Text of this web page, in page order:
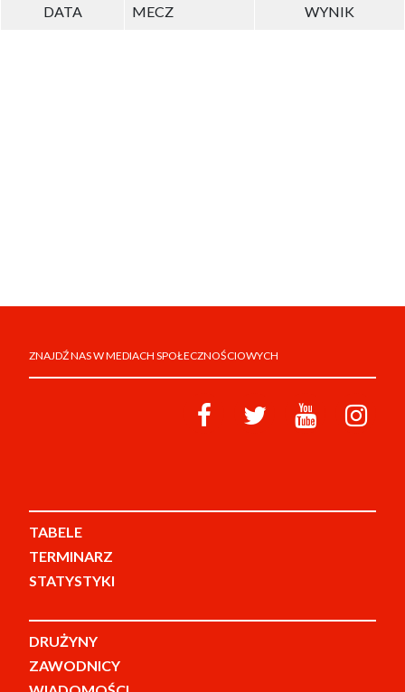
DATA MECZ WYNIK
ZNAJDŹ NAS W MEDIACH SPOŁECZNOŚCIOWYCH
TABELE
TERMINARZ
STATYSTYKI
DRUŻYNY
ZAWODNICY